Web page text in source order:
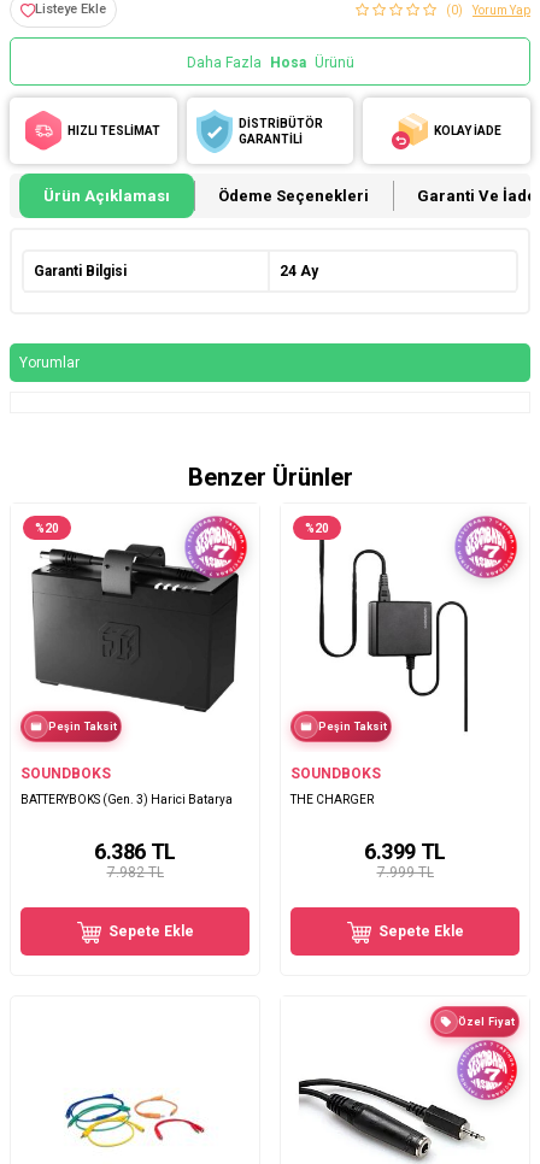
Listeye Ekle (0) Yorum Yap
Daha Fazla Hosa Ürünü
HIZLI TESLİMAT
DİSTRİBÜTÖR
GARANTİLİ
KOLAY İADE
Ürün Açıklaması Ödeme Seçenekleri Garanti Ve İade
Garanti Bilgisi 24 Ay
Yorumlar
Benzer Ürünler
%20
Peşin Taksit
SOUNDBOKS
BATTERYBOKS (Gen. 3) Harici Batarya
7.982 TL
6.386 TL
Sepete Ekle
%20
Peşin Taksit
SOUNDBOKS
THE CHARGER
7.999 TL
6.399 TL
Sepete Ekle
Özel Fiyat